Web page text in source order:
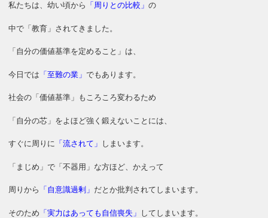
私たちは、幼い頃から 「周りとの比較」の
中で「教育」されてきました。
「自分の価値基準を定めること」は、
今日では 「至難の業」でもあります。
社会の「価値基準」もころころ変わるため
「自分の芯」をよほど強く鍛えないことには、
すぐに周りに 「流されて」 しまいます。
「まじめ」で「不器用」な方ほど、かえって
周りから 「自意識過剰」 だとか批判されてしまいます。
そのため 「実力はあっても自信喪失」 してしまいます。